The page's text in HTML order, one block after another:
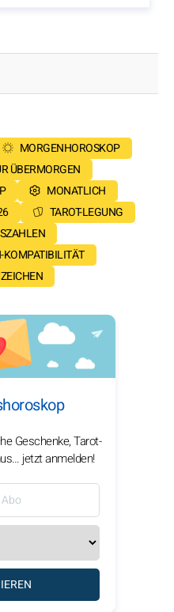
MORGENHOROSKOP
ÜBERMORGEN
MONATLICH
TAROT-LEGUNG
KOMPATIBILITÄT
Geschenke, Tarot-
jetzt anmelden!